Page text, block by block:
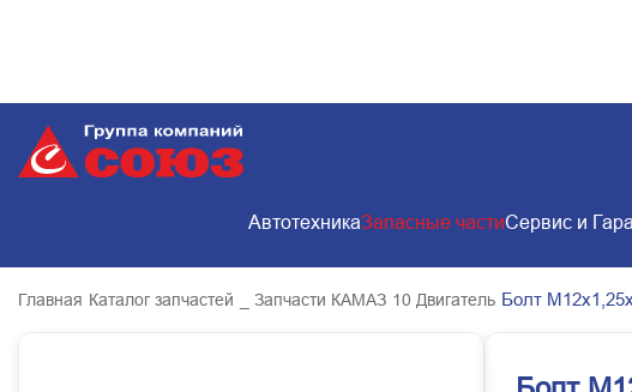
АвтотехникаЗапасные частиСервис и
Главная Каталог запчастей _ Запчасти КАМАЗ 10 Двигатель Болт